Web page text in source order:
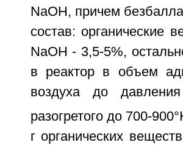
NaOH, причем
состав: органические
NaOH - 3,5-5%,
в реактор в объем
воздуха до
разогретого до 700-
г органических